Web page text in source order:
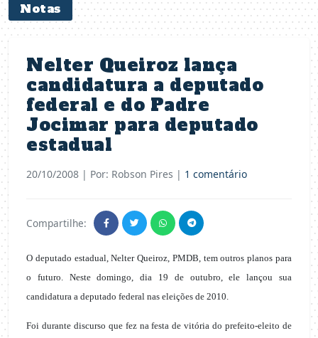
Notas
Nelter Queiroz lança
candidatura a deputado
federal e do Padre
Jocimar para deputado
estadual
20/10/2008 | Por: Robson Pires | 1 comentário
Compartilhe:
O deputado estadual, Nelter Queiroz, PMDB, tem outros planos para
o futuro. Neste domingo, dia 19 de outubro, ele lançou sua
candidatura a deputado federal nas eleições de 2010.
Foi durante discurso que fez na festa de vitória do prefeito-eleito de